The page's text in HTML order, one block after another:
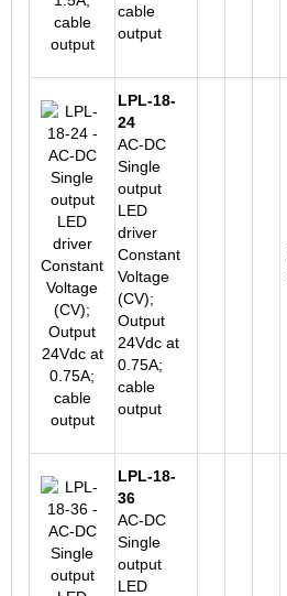
cable
output
LPL-18-
24
AC-DC
Single
output
LED
driver
Constant
Voltage
(CV);
Output
24Vdc at
0.75A;
cable
output
LPL-18-
36
AC-DC
Single
output
LED